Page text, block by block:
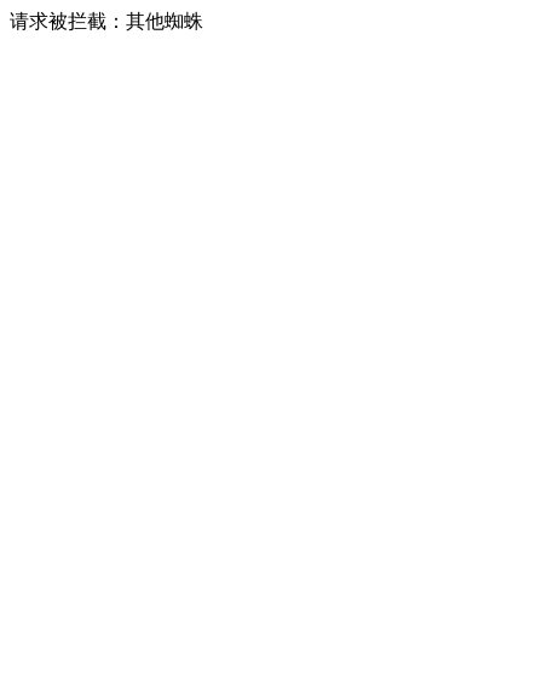
请求被拦截：其他蜘蛛